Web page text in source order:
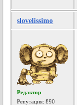
slovelissimo
Редактор
Репутация:890